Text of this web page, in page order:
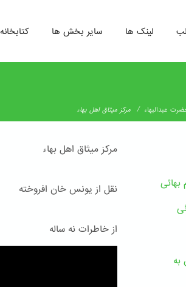
کتابخانه سایر بخش ها لینک ها
عبدالبهاء / مرکز میثاق اهل بهاء
مرکز میثاق اهل بهاء
نقل از یونس خان افروخته
از خاطرات نه ساله
بهائى
به